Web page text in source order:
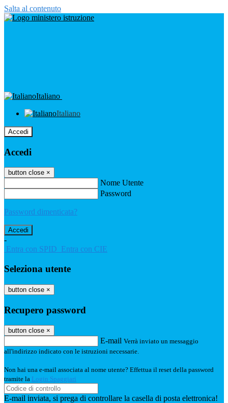
Salta al contenuto
Italiano
Italiano
Accedi
Accedi
button close ×
Nome Utente
Password
Password dimenticata?
-
Entra con SPID Entra con CIE
Seleziona utente
button close ×
Recupero password
button close ×
E-mail Verrà inviato un messaggio
all'indirizzo indicato con le istruzioni necessarie.
Non hai una e-mail associata al nome utente? Effettua il reset della password
tramite la Login Spaggiari
E-mail inviata, si prega di controllare la casella di posta elettronica!